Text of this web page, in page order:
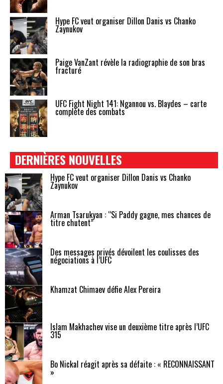
Hype FC veut organiser Dillon Danis vs Chanko
Zaynukov
Paige VanZant révèle la radiographie de son bras
fracturé
UFC Fight Night 141: Ngannou vs. Blaydes – carte
complète des combats
DERNIÈRES NOUVELLES
Hype FC veut organiser Dillon Danis vs Chanko
Zaynukov
Arman Tsarukyan : “Si Paddy gagne, mes chances de
titre chutent”
Des messages privés dévoilent les coulisses des
négociations à l’UFC
Khamzat Chimaev défie Alex Pereira
Islam Makhachev vise un deuxième titre après l’UFC
315
Bo Nickal réagit après sa défaite : « RECONNAISSANT
»